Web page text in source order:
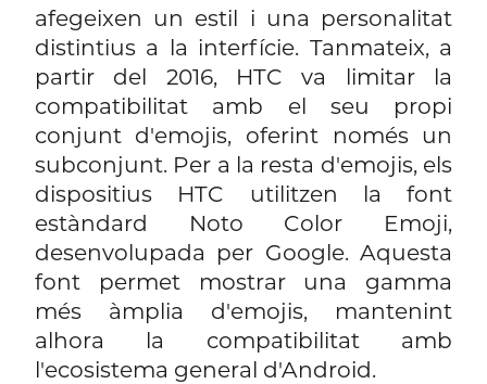
afegeixen un estil i una personalitat
distintius a la interfície. Tanmateix, a
partir del 2016, HTC va limitar la
compatibilitat amb el seu propi
conjunt d'emojis, oferint només un
subconjunt. Per a la resta d'emojis, els
dispositius HTC utilitzen la font
estàndard Noto Color Emoji,
desenvolupada per Google. Aquesta
font permet mostrar una gamma
més àmplia d'emojis, mantenint
alhora la compatibilitat amb
l'ecosistema general d'Android.